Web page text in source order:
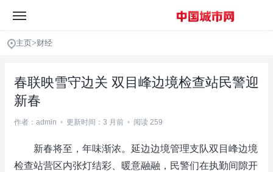
主页>财经
春联映雪守边关 双目峰边境检查站民警迎
新春
作者：admin • 更新时间：3 月前 • 阅读 259
新春将至，年味渐浓。延边边境管理支队双目峰边境
检查站营区内张灯结彩、暖意融融，民警们在执勤间隙开